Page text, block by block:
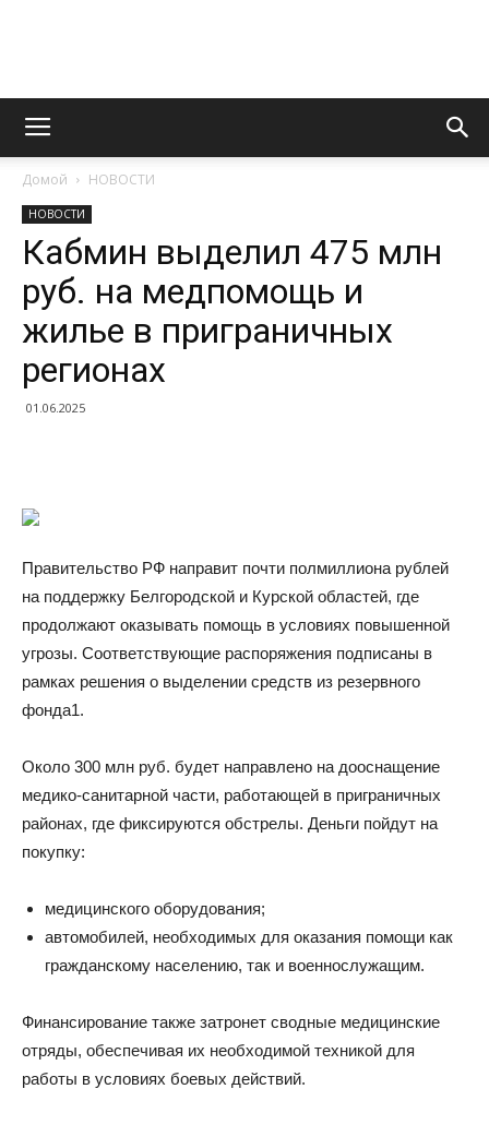
Информационно
портал
Домой НОВОСТИ
НОВОСТИ
Кабмин выделил 475 млн
руб. на медпомощь и
жилье в приграничных
регионах
01.06.2025
Правительство РФ направит почти полмиллиона рублей
на поддержку Белгородской и Курской областей, где
продолжают оказывать помощь в условиях повышенной
угрозы. Соответствующие распоряжения подписаны в
рамках решения о выделении средств из резервного
фонда1.
Около 300 млн руб. будет направлено на дооснащение
медико-санитарной части, работающей в приграничных
районах, где фиксируются обстрелы. Деньги пойдут на
покупку:
медицинского оборудования;
автомобилей, необходимых для оказания помощи как
гражданскому населению, так и военнослужащим.
Финансирование также затронет сводные медицинские
отряды, обеспечивая их необходимой техникой для
работы в условиях боевых действий.